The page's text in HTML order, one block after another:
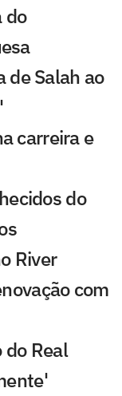
do
de Salah ao
carreira e
do
River
com
do Real